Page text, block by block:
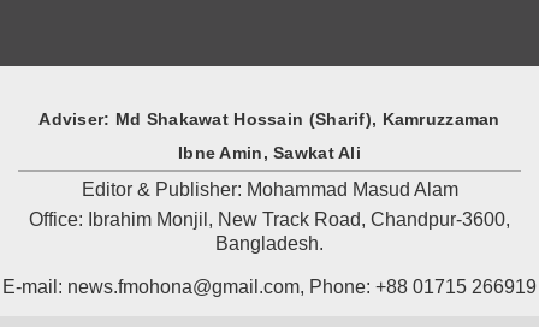
Adviser: Md Shakawat Hossain (Sharif), Kamruzzaman
Ibne Amin, Sawkat Ali
Editor & Publisher: Mohammad Masud Alam
Office: Ibrahim Monjil, New Track Road, Chandpur-3600,
Bangladesh.
E-mail: news.fmohona@gmail.com, Phone: +88 01715 266919